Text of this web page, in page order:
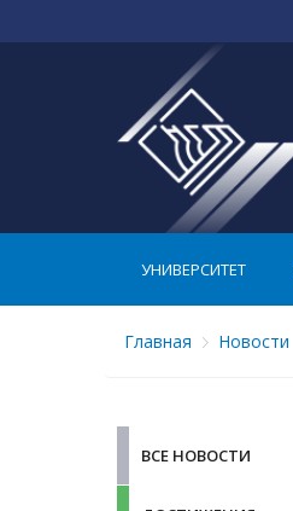
УНИВЕРСИТЕТ
Главная Новости
ВСЕ НОВОСТИ